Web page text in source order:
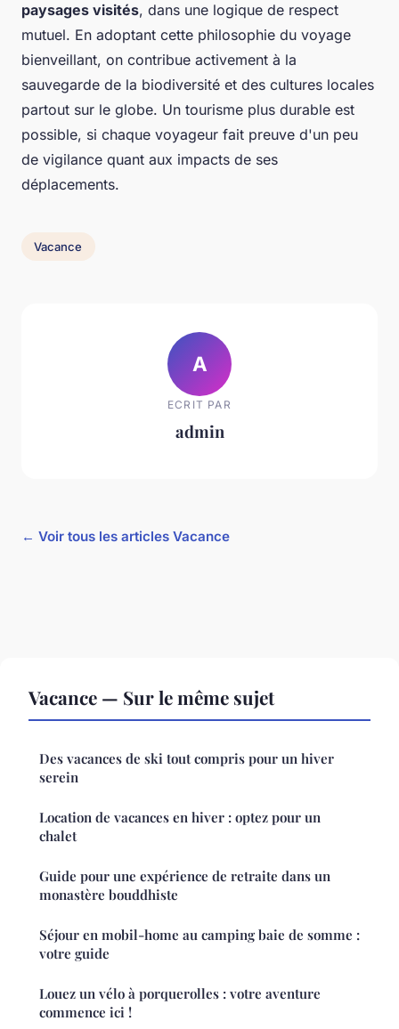
paysages visités, dans une logique de respect
mutuel. En adoptant cette philosophie du voyage
bienveillant, on contribue activement à la
sauvegarde de la biodiversité et des cultures locales
partout sur le globe. Un tourisme plus durable est
possible, si chaque voyageur fait preuve d'un peu
de vigilance quant aux impacts de ses
déplacements.
Vacance
A
ECRIT PAR
admin
← Voir tous les articles Vacance
Vacance — Sur le même sujet
Des vacances de ski tout compris pour un hiver
serein
Location de vacances en hiver : optez pour un
chalet
Guide pour une expérience de retraite dans un
monastère bouddhiste
Séjour en mobil-home au camping baie de somme :
votre guide
Louez un vélo à porquerolles : votre aventure
commence ici !